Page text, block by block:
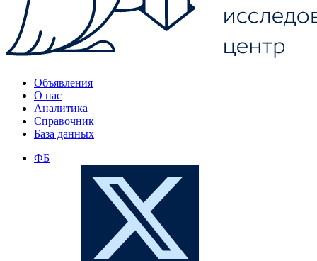
Объявления
О нас
Аналитика
Справочник
База данных
ФБ